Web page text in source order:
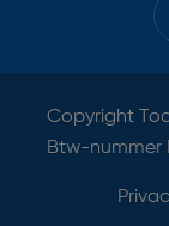
Copyright
Btw-nummer